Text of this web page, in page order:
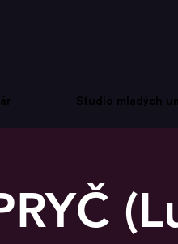
Studio mladých